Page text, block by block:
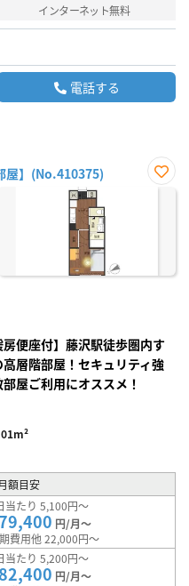
インターネット無料
電話する
屋】(No.410375)
お気
房便座付】藤沢駅徒歩圏内す
層階部屋！セキュリティ強
屋ご利用にオススメ！
額目安
当たり 5,100円～
円/月～
費用他 22,000円～
当たり 5,200円～
円/月～